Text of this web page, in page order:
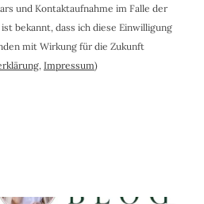
und Kontaktaufnahme im Falle der
bekannt, dass ich diese Einwilligung
mit Wirkung für die Zukunft
, Impressum)